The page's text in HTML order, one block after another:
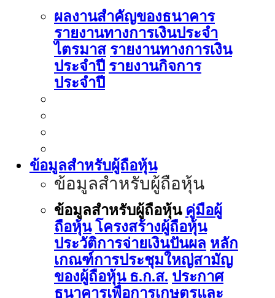
ผลงานสำคัญของธนาคาร
รายงานทางการเงินประจำ
ไตรมาส รายงานทางการเงิน
ประจำปี รายงานกิจการ
ประจำปี
ข้อมูลสำหรับผู้ถือหุ้น
ข้อมูลสำหรับผู้ถือหุ้น
ข้อมูลสำหรับผู้ถือหุ้น คู่มือผู้
ถือหุ้น โครงสร้างผู้ถือหุ้น
ประวัติการจ่ายเงินปันผล หลัก
เกณฑ์การประชุมใหญ่สามัญ
ของผู้ถือหุ้น ธ.ก.ส. ประกาศ
ธนาคารเพื่อการเกษตรและ